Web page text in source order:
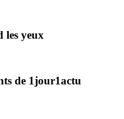
les yeux
de 1jour1actu